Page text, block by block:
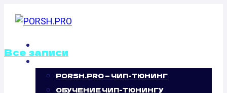
PORSH.PRO — ЧИП-ТЮНИНГ
ОБУЧЕНИЕ ЧИП-ТЮНИНГУ
Все записи